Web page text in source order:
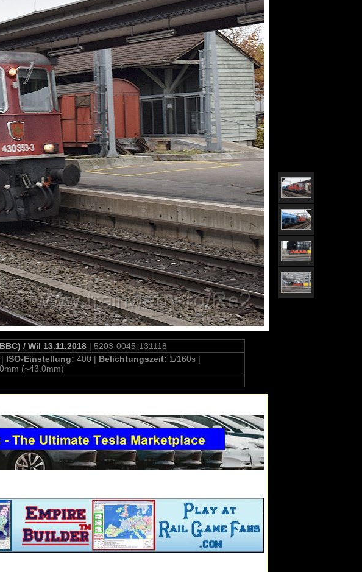
/ Wil 13.11.2018| 5203-0045-131118
ISO-Einstellung: 400 | Belichtungszeit: 1/160s |
(~43.0mm)